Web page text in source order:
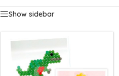
Show sidebar